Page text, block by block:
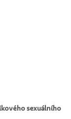
sexuálního